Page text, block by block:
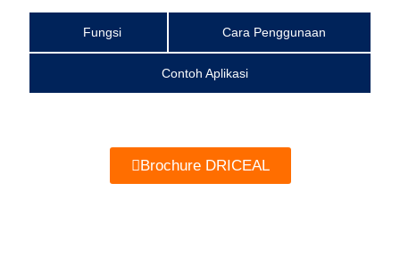
Fungsi Cara Penggunaan
Contoh Aplikasi
Brochure DRICEAL